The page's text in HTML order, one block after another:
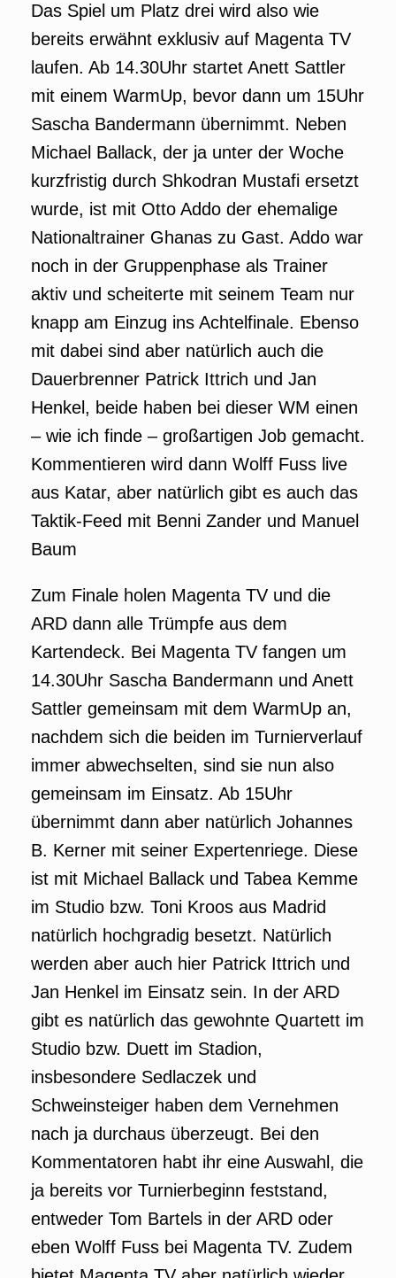
Das Spiel um Platz drei wird also wie
bereits erwähnt exklusiv auf Magenta TV
laufen. Ab 14.30Uhr startet Anett Sattler
mit einem WarmUp, bevor dann um 15Uhr
Sascha Bandermann übernimmt. Neben
Michael Ballack, der ja unter der Woche
kurzfristig durch Shkodran Mustafi ersetzt
wurde, ist mit Otto Addo der ehemalige
Nationaltrainer Ghanas zu Gast. Addo war
noch in der Gruppenphase als Trainer
aktiv und scheiterte mit seinem Team nur
knapp am Einzug ins Achtelfinale. Ebenso
mit dabei sind aber natürlich auch die
Dauerbrenner Patrick Ittrich und Jan
Henkel, beide haben bei dieser WM einen
– wie ich finde – großartigen Job gemacht.
Kommentieren wird dann Wolff Fuss live
aus Katar, aber natürlich gibt es auch das
Taktik-Feed mit Benni Zander und Manuel
Baum
Zum Finale holen Magenta TV und die
ARD dann alle Trümpfe aus dem
Kartendeck. Bei Magenta TV fangen um
14.30Uhr Sascha Bandermann und Anett
Sattler gemeinsam mit dem WarmUp an,
nachdem sich die beiden im Turnierverlauf
immer abwechselten, sind sie nun also
gemeinsam im Einsatz. Ab 15Uhr
übernimmt dann aber natürlich Johannes
B. Kerner mit seiner Expertenriege. Diese
ist mit Michael Ballack und Tabea Kemme
im Studio bzw. Toni Kroos aus Madrid
natürlich hochgradig besetzt. Natürlich
werden aber auch hier Patrick Ittrich und
Jan Henkel im Einsatz sein. In der ARD
gibt es natürlich das gewohnte Quartett im
Studio bzw. Duett im Stadion,
insbesondere Sedlaczek und
Schweinsteiger haben dem Vernehmen
nach ja durchaus überzeugt. Bei den
Kommentatoren habt ihr eine Auswahl, die
ja bereits vor Turnierbeginn feststand,
entweder Tom Bartels in der ARD oder
eben Wolff Fuss bei Magenta TV. Zudem